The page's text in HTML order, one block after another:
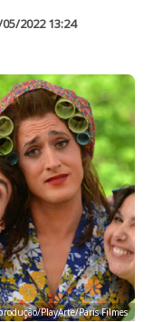
2022 13:24
PlayArte/Paris Filmes